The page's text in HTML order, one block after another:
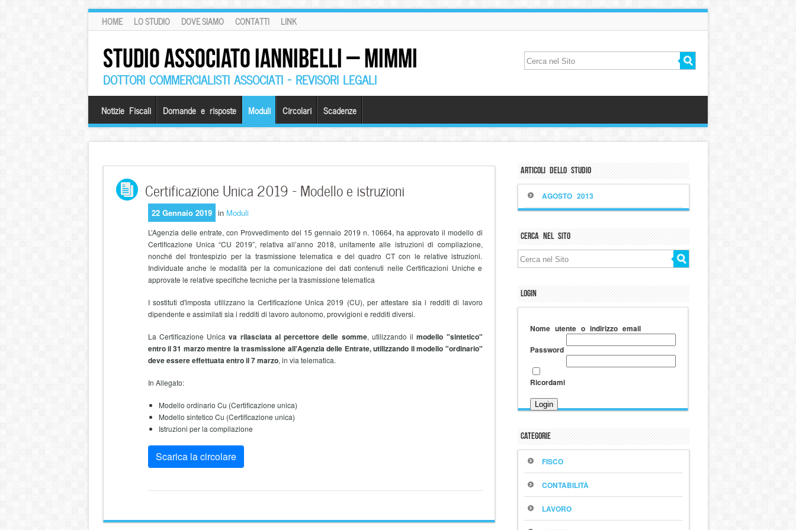
HOME LO STUDIO DOVE SIAMO CONTATTI LINK
STUDIO ASSOCIATO IANNIBELLI – MIMMI
DOTTORI COMMERCIALISTI ASSOCIATI – REVISORI LEGALI
Notizie Fiscali Domande e risposte Moduli Circolari Scadenze
Certificazione Unica 2019 – Modello e istruzioni
22 Gennaio 2019 in Moduli
L’Agenzia delle entrate, con Provvedimento del 15 gennaio 2019 n. 10664, ha approvato il modello di
Certificazione Unica “CU 2019”, relativa all’anno 2018, unitamente alle istruzioni di compilazione,
nonché del frontespizio per la trasmissione telematica e del quadro CT con le relative istruzioni.
Individuate anche le modalità per la comunicazione dei dati contenuti nelle Certificazioni Uniche e
approvate le relative specifiche tecniche per la trasmissione telematica
I sostituti d'imposta utilizzano la Certificazione Unica 2019 (CU), per attestare sia i redditi di lavoro
dipendente e assimilati sia i redditi di lavoro autonomo, provvigioni e redditi diversi.
La Certificazione Unica va rilasciata al percettore delle somme, utilizzando ilmodello "sintetico"
entro il 31 marzo mentre la trasmissione all'Agenzia delle Entrate, utilizzando il modello "ordinario"
deve essere effettuata entro il 7 marzo, in via telematica.
In Allegato:
Modello ordinario Cu (Certificazione unica)
Modello sintetico Cu (Certificazione unica)
Istruzioni per la compilazione
Scarica la circolare
Articoli dello Studio
AGOSTO 2013
Cerca nel sito
Login
Nome utente o indirizzo email
Password
Ricordami
Categorie
FISCO
CONTABILITÀ
LAVORO